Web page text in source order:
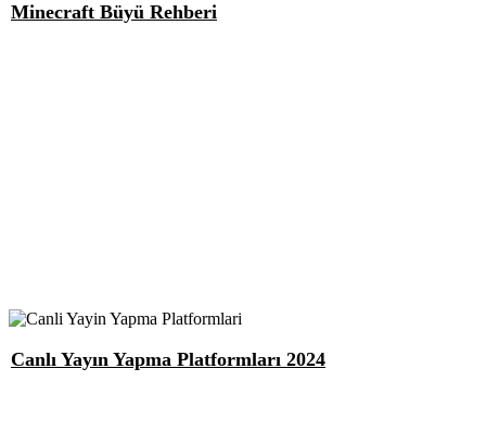
Minecraft Büyü Rehberi
Canlı Yayın Yapma Platformları 2024